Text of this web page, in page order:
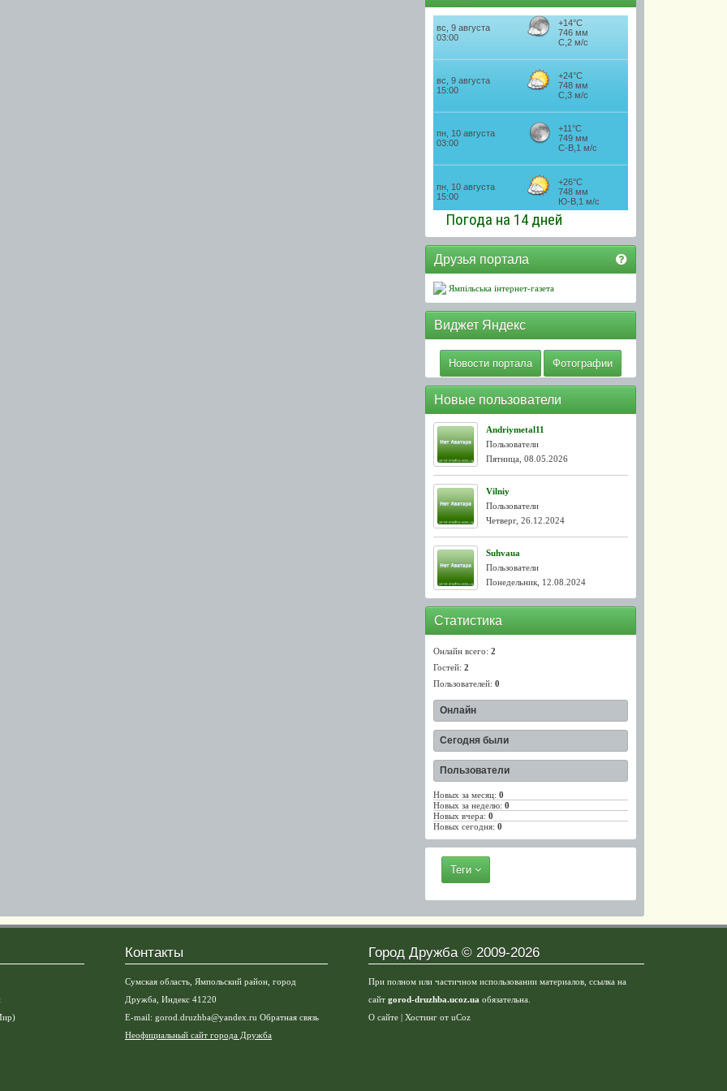
Погода на 14 дней
Друзья портала
Ямпільська інтернет-газета
Виджет Яндекс
Новости портала Фотографии
Новые пользователи
Andriymetal11
Пользователи
Пятница, 08.05.2026
Vilniy
Пользователи
Четверг, 26.12.2024
Suhvaua
Пользователи
Понедельник, 12.08.2024
Статистика
Онлайн всего: 2
Гостей: 2
Пользователей: 0
Онлайн
Сегодня были
Пользователи
Новых за месяц: 0
Новых за неделю: 0
Новых вчера: 0
Новых сегодня: 0
Теги
Контакты
Сумская область, Ямпольский район, город
Дружба, Индекс 41220
E-mail: gorod.druzhba@yandex.ru Обратная связь
Неофициальный сайт города Дружба
Город Дружба © 2009-2026
При полном или частичном использовании материалов, ссылка на
сайт gorod-druzhba.ucoz.ua обязательна.
О сайте | Хостинг от uCoz